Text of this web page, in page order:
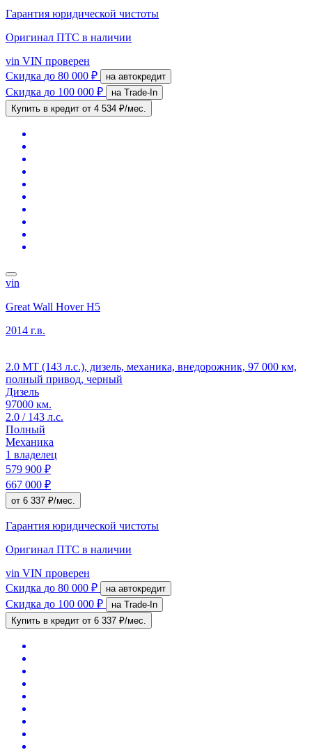
Гарантия юридической чистоты
Оригинал ПТС в наличии
vin VIN проверен
Скидка до 80 000 ₽ на автокредит
Скидка до 100 000 ₽
на Trade-In
Купить в кредит от 4 534 ₽/мес.
vin
Great Wall Hover H5
2014 г.в.
2.0 MT (143 л.с.), дизель, механика, внедорожник, 97 000 км,
полный привод, черный
Дизель
97000 км.
2.0 / 143 л.с.
Полный
Механика
1 владелец
579 900 ₽
667 000 ₽
от 6 337 ₽/мес.
Гарантия юридической чистоты
Оригинал ПТС в наличии
vin VIN проверен
Скидка до 80 000 ₽ на автокредит
Скидка до 100 000 ₽
на Trade-In
Купить в кредит от 6 337 ₽/мес.